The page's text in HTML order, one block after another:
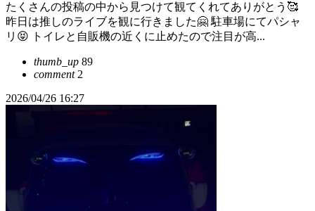
たくさんの投稿の中から見つけて観てくれてありがとう🥰
昨日は推しのライブを観に行きました🤗 駐車場にてパシャ
リ😝 トイレと自販機の近くに止めたので注目が高...
thumb_up 89
comment2
2026/04/26 16:27